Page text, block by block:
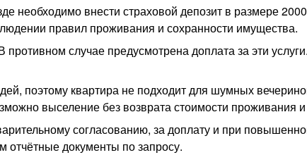
необходимо внести страховой депозит в размере
правил проживания и сохранности имущества.
случае предусмотрена доплата за эти
поэтому квартира не подходит для шумных
выселение без возврата стоимости проживания и
согласованию, за доплату и при
документы по запросу.